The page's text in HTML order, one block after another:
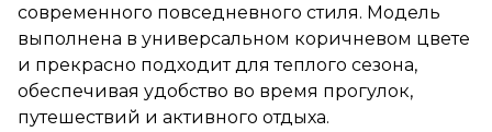
современного повседневного стиля. Модель
выполнена в универсальном коричневом цвете
и прекрасно подходит для теплого сезона,
обеспечивая удобство во время прогулок,
путешествий и активного отдыха.